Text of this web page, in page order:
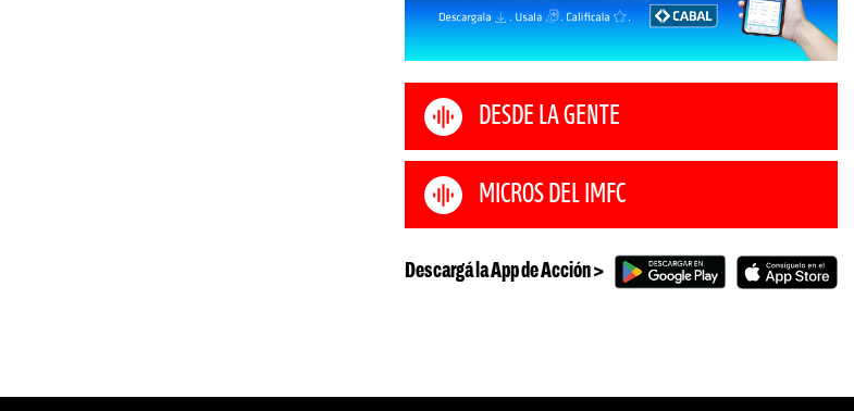
DESDE LA GENTE
MICROS DEL IMFC
Descargá la App de Acción >